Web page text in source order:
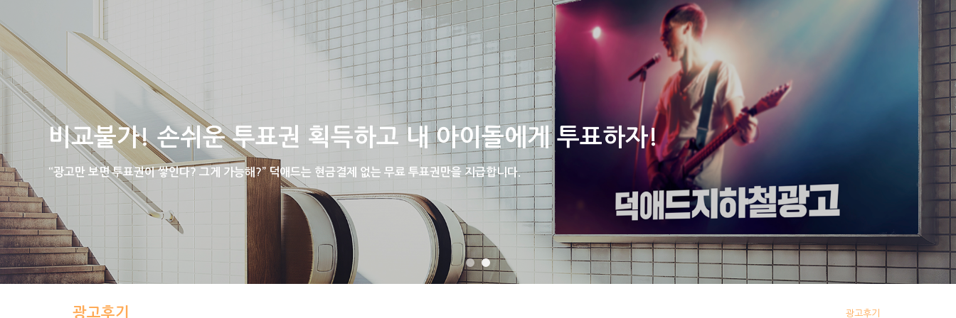
홈 공지사항 광고후기 광고시안응모 이용안내
비교불가! 손쉬운 투표권 획득하고 내 아이돌에게 투표하자!
“광고만 보면 투표권이 쌓인다? 그게 가능해?” 덕애드는 현금결제 없는 무료 투표권만을 지급합니다.
광고후기 광고후기